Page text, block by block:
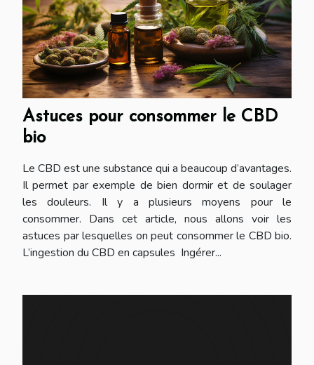
Astuces pour consommer le CBD
bio
Le CBD est une substance qui a beaucoup d’avantages.
Il permet par exemple de bien dormir et de soulager
les douleurs. Il y a plusieurs moyens pour le
consommer. Dans cet article, nous allons voir les
astuces par lesquelles on peut consommer le CBD bio.
L’ingestion du CBD en capsules Ingérer...